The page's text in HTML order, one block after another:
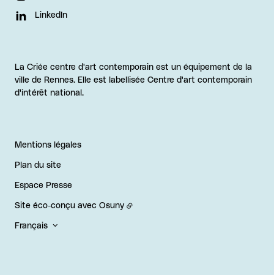
LinkedIn
La Criée centre d'art contemporain est un équipement de la
ville de Rennes. Elle est labellisée Centre d'art contemporain
d'intérêt national.
Mentions légales
Plan du site
Espace Presse
Site éco-conçu avec Osuny
Français